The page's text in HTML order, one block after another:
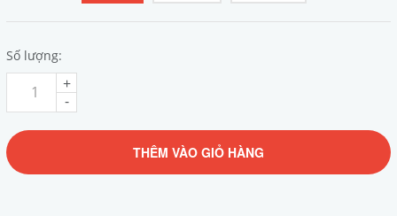
Số lượng:
-
+
THÊM VÀO GIỎ HÀNG